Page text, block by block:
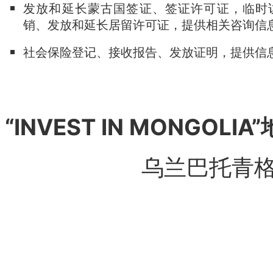
发放和延长蒙古国签证、签证许可证，临时
销、发放和延长居留许可证，提供相关咨询信
社会保险登记、接收报告、发放证明，提供信
“INVEST IN MONGOLIA”
乌兰巴托青